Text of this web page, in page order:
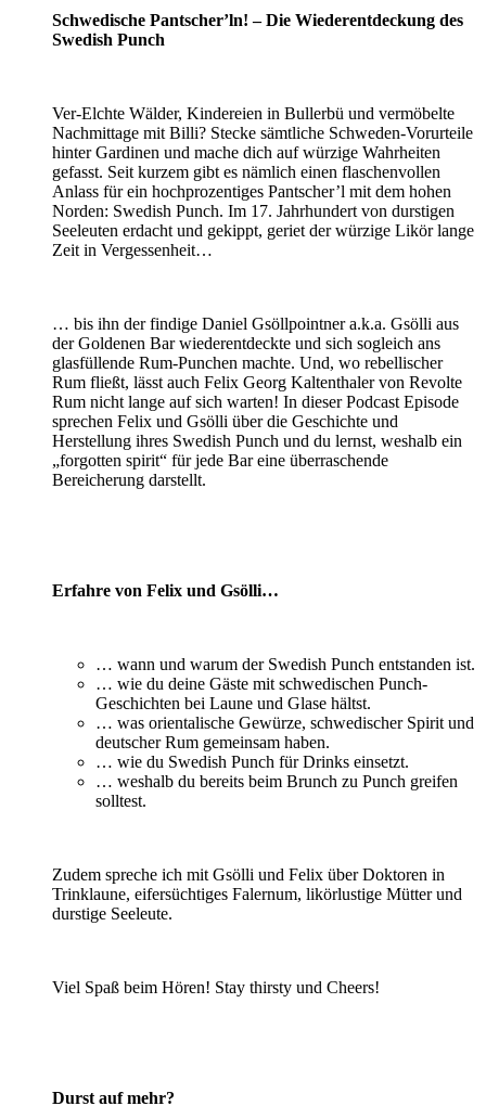
Schwedische Pantscher’ln! – Die Wiederentdeckung des
Swedish Punch
Ver-Elchte Wälder, Kindereien in Bullerbü und vermöbelte
Nachmittage mit Billi? Stecke sämtliche Schweden-Vorurteile
hinter Gardinen und mache dich auf würzige Wahrheiten
gefasst. Seit kurzem gibt es nämlich einen flaschenvollen
Anlass für ein hochprozentiges Pantscher’l mit dem hohen
Norden: Swedish Punch. Im 17. Jahrhundert von durstigen
Seeleuten erdacht und gekippt, geriet der würzige Likör lange
Zeit in Vergessenheit…
… bis ihn der findige Daniel Gsöllpointner a.k.a. Gsölli aus
der Goldenen Bar wiederentdeckte und sich sogleich ans
glasfüllende Rum-Punchen machte. Und, wo rebellischer
Rum fließt, lässt auch Felix Georg Kaltenthaler von Revolte
Rum nicht lange auf sich warten! In dieser Podcast Episode
sprechen Felix und Gsölli über die Geschichte und
Herstellung ihres Swedish Punch und du lernst, weshalb ein
„forgotten spirit“ für jede Bar eine überraschende
Bereicherung darstellt.
Erfahre von Felix und Gsölli…
… wann und warum der Swedish Punch entstanden ist.
… wie du deine Gäste mit schwedischen Punch-
Geschichten bei Laune und Glase hältst.
… was orientalische Gewürze, schwedischer Spirit und
deutscher Rum gemeinsam haben.
… wie du Swedish Punch für Drinks einsetzt.
… weshalb du bereits beim Brunch zu Punch greifen
solltest.
Zudem spreche ich mit Gsölli und Felix über Doktoren in
Trinklaune, eifersüchtiges Falernum, likörlustige Mütter und
durstige Seeleute.
Viel Spaß beim Hören! Stay thirsty und Cheers!
Durst auf mehr?